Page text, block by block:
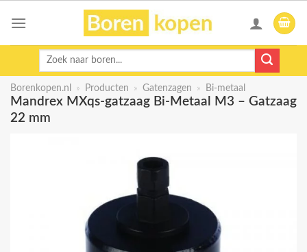
Zoeken
Borenkopen.nl » Producten » Gatenzagen » Bi-metaal
Mandrex MXqs-gatzaag Bi-Metaal M3 – Gatzaag
22 mm